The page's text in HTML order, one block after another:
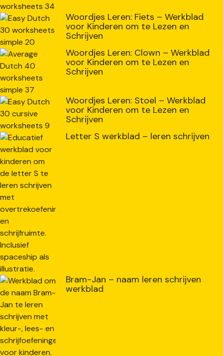
Woordjes Leren: Fiets – Werkblad
voor Kinderen om te Lezen en
Schrijven
Woordjes Leren: Clown – Werkblad
voor Kinderen om te Lezen en
Schrijven
Woordjes Leren: Stoel – Werkblad
voor Kinderen om te Lezen en
Schrijven
Letter S werkblad – leren schrijven
Bram-Jan – naam leren schrijven
werkblad